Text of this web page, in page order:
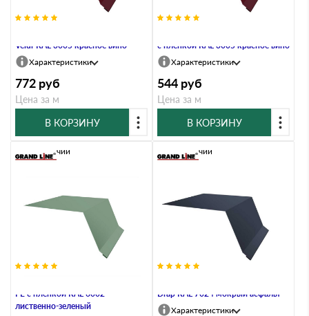
Velur RAL 3005 красное вино
Характеристики
772 руб
Цена за м
В КОРЗИНУ
с пленкой RAL 3005 красное вино
Характеристики
544 руб
Цена за м
В КОРЗИНУ
PE с пленкой RAL 6002
лиственно-зеленый
В наличии
Drap RAL 7024 мокрый асфальт
В наличии
Характеристики